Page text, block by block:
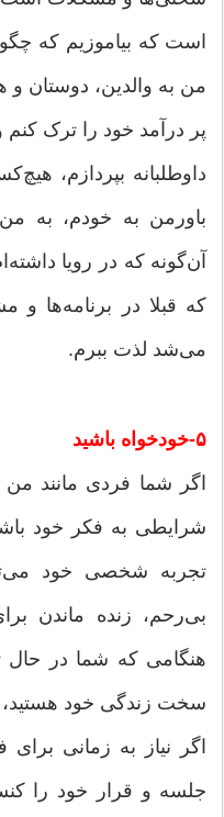
است که بیاموزیم که
من به والدین، دوستان و
پر درآمد خود را ترک
داوطلبانه بپردازم،
باورمن به خودم، به
آن‌گونه که در رویا
که قبلا در برنامه‌ها و
می‌شد لذت ببرم.
۵-خودخواه باشید
اگر شما فردی مانند من
شرایطی به فکر خود
تجربه شخصی خود
بی‌رحم، زنده ماندن
هنگامی که شما در حال
سخت زندگی خود هستید،
اگر نیاز به زمانی
جلسه و قرار خود را